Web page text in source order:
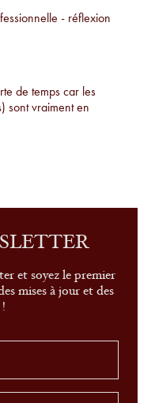
- réflexion
de temps car les
sont vraiment en
proposition de
de modèles
Jamais connu
et soyez le premier
mises à jour et des